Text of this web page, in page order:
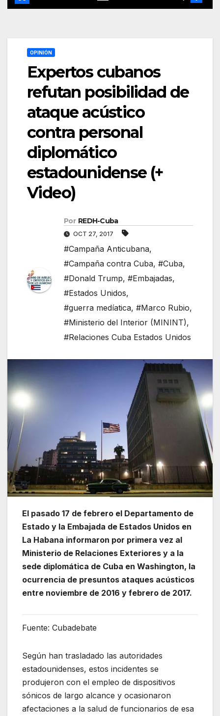
OPINIÓN
Expertos cubanos
refutan posibilidad de
ataque acústico
contra personal
diplomático
estadounidense (+
Video)
Por REDH-Cuba
OCT 27, 2017
#Campaña Anticubana,
#Campaña contra Cuba, #Cuba,
#Donald Trump, #Embajadas,
#Estados Unidos,
#guerra medíatica, #Marco Rubio,
#Ministerio del Interior (MININT),
#Relaciones Cuba Estados Unidos
El pasado 17 de febrero el Departamento de
Estado y la Embajada de Estados Unidos en
La Habana informaron por primera vez al
Ministerio de Relaciones Exteriores y a la
sede diplomática de Cuba en Washington, la
ocurrencia de presuntos ataques acústicos
entre noviembre de 2016 y febrero de 2017.
Fuente: Cubadebate
Según han trasladado las autoridades
estadounidenses, estos incidentes se
produjeron con el empleo de dispositivos
sónicos de largo alcance y ocasionaron
afectaciones a la salud de funcionarios de esa